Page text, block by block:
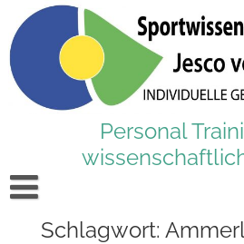
content
Personal
Startseite
Schlagwort: